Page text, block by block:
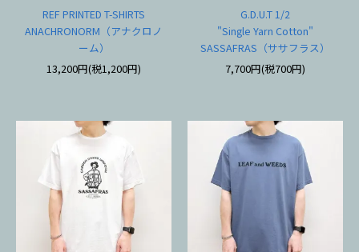
REF PRINTED T-SHIRTS
ANACHRONORM（アナクロノ
ーム）
13,200円(税1,200円)
G.D.U.T 1/2
"Single Yarn Cotton"
SASSAFRAS（ササフラス）
7,700円(税700円)